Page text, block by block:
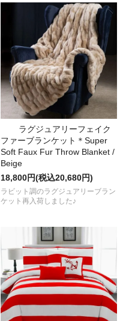
ラグジュアリーフェイク
ファーブランケット＊Super
Soft Faux Fur Throw Blanket /
Beige
18,800円(税込20,680円)
ラビット調のラグジュアリーブラン
ケット再入荷しました♪